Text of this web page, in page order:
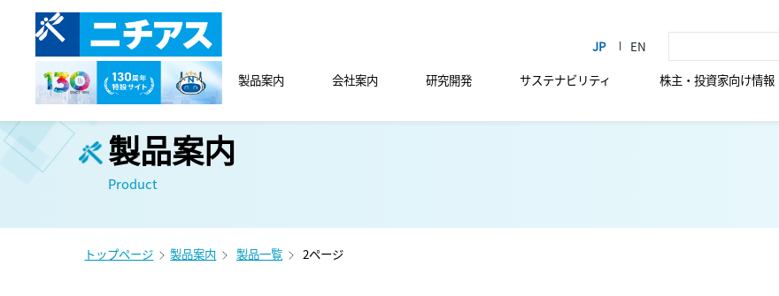
製品案内 会社案内 研究開発 サステナビリティ 株主・投資家向け情報
製品案内
Product
トップページ 製品案内 製品一覧 2ページ